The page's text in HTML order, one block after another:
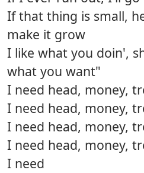
If that thing is small,
make it grow
I like what you doin',
what you want"
I need head, money,
I need head, money,
I need head, money,
I need head, money,
I need